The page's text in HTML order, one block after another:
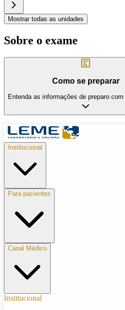
Mostrar todas as unidades
Sobre o exame
Como se preparar
Entenda as informações de preparo
Institucional
Para pacientes
Canal Médico
Institucional